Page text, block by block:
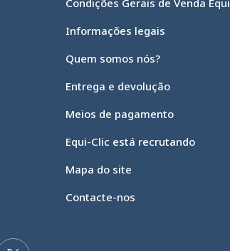
e fornecer e medir
bem para mim
Condições Gerais de Venda
Informações legais
Quem somos nós?
Entrega e devolução
Meios de pagamento
Equi-Clic está recrutando
Mapa do site
Contacte-nos